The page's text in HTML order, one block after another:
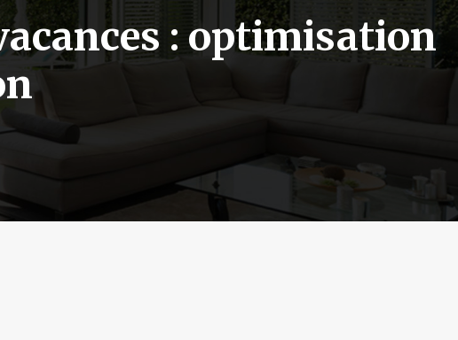
: optimisation